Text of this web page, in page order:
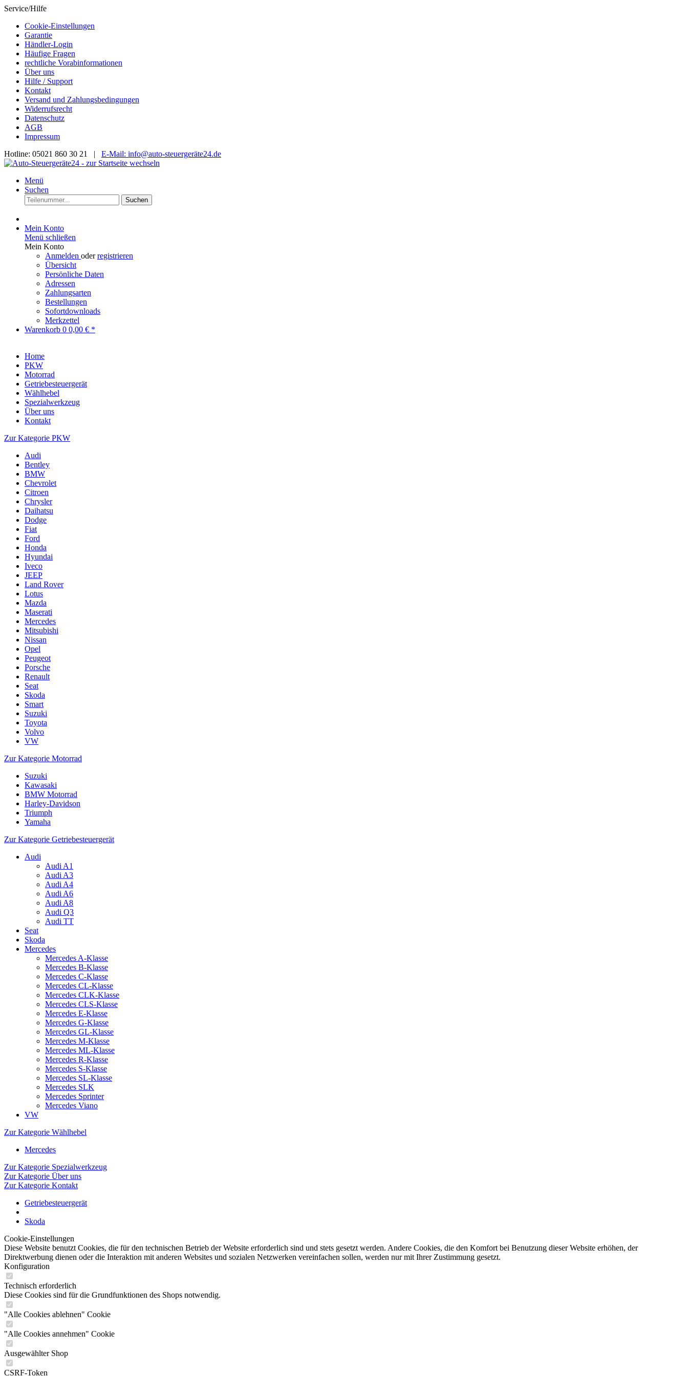
Service/Hilfe
Cookie-Einstellungen
Garantie
Händler-Login
Häufige Fragen
rechtliche Vorabinformationen
Über uns
Hilfe / Support
Kontakt
Versand und Zahlungsbedingungen
Widerrufsrecht
Datenschutz
AGB
Impressum
Hotline: 05021 860 30 21 | E-Mail: info@auto-steuergeräte24.de
Menü
Suchen
Suchen
Mein Konto
Menü schließen
Mein Konto
Anmelden oderregistrieren
Übersicht
Persönliche Daten
Adressen
Zahlungsarten
Bestellungen
Sofortdownloads
Merkzettel
Warenkorb 0 0,00 € *
Home
PKW
Motorrad
Getriebesteuergerät
Wählhebel
Spezialwerkzeug
Über uns
Kontakt
Zur Kategorie PKW
Audi
Bentley
BMW
Chevrolet
Citroen
Chrysler
Daihatsu
Dodge
Fiat
Ford
Honda
Hyundai
Iveco
JEEP
Land Rover
Lotus
Mazda
Maserati
Mercedes
Mitsubishi
Nissan
Opel
Peugeot
Porsche
Renault
Seat
Skoda
Smart
Suzuki
Toyota
Volvo
VW
Zur Kategorie Motorrad
Suzuki
Kawasaki
BMW Motorrad
Harley-Davidson
Triumph
Yamaha
Zur Kategorie Getriebesteuergerät
Audi
Audi A1
Audi A3
Audi A4
Audi A6
Audi A8
Audi Q3
Audi TT
Seat
Skoda
Mercedes
Mercedes A-Klasse
Mercedes B-Klasse
Mercedes C-Klasse
Mercedes CL-Klasse
Mercedes CLK-Klasse
Mercedes CLS-Klasse
Mercedes E-Klasse
Mercedes G-Klasse
Mercedes GL-Klasse
Mercedes M-Klasse
Mercedes ML-Klasse
Mercedes R-Klasse
Mercedes S-Klasse
Mercedes SL-Klasse
Mercedes SLK
Mercedes Sprinter
Mercedes Viano
VW
Zur Kategorie Wählhebel
Mercedes
Zur Kategorie Spezialwerkzeug
Zur Kategorie Über uns
Zur Kategorie Kontakt
Getriebesteuergerät
Skoda
Cookie-Einstellungen
Diese Website benutzt Cookies, die für den technischen Betrieb der Website erforderlich sind und stets gesetzt werden. Andere Cookies, die den Komfort bei Benutzung dieser Website erhöhen, der
Direktwerbung dienen oder die Interaktion mit anderen Websites und sozialen Netzwerken vereinfachen sollen, werden nur mit Ihrer Zustimmung gesetzt.
Konfiguration
Technisch erforderlich
Diese Cookies sind für die Grundfunktionen des Shops notwendig.
"Alle Cookies ablehnen" Cookie
"Alle Cookies annehmen" Cookie
Ausgewählter Shop
CSRF-Token